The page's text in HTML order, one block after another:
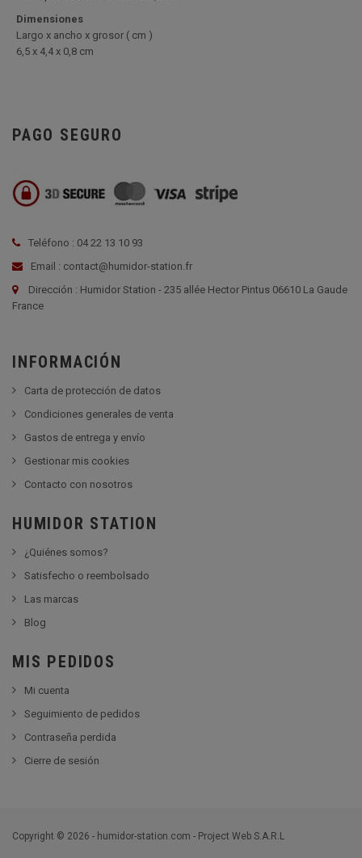
Dimensiones
Largo x ancho x grosor ( cm )
6,5 x 4,4 x 0,8 cm
PAGO SEGURO
Teléfono : 04 22 13 10 93
Email : contact@humidor-station.fr
Dirección : Humidor Station - 235 allée Hector Pintus 06610 La Gaude
France
INFORMACIÓN
Carta de protección de datos
Condiciones generales de venta
Gastos de entrega y envío
Gestionar mis cookies
Contacto con nosotros
HUMIDOR STATION
¿Quiénes somos?
Satisfecho o reembolsado
Las marcas
Blog
MIS PEDIDOS
Mi cuenta
Seguimiento de pedidos
Contraseña perdida
Cierre de sesión
Copyright © 2026 - humidor-station.com - Project Web S.A.R.L